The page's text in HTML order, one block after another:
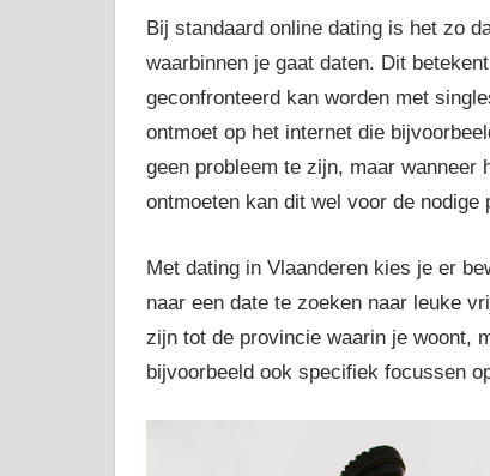
Bij standaard online dating is het zo
waarbinnen je gaat daten. Dit
geconfronteerd kan worden met
ontmoet op het internet die
geen probleem te zijn, maar wanneer
ontmoeten kan dit wel voor de
Met dating in Vlaanderen kies je er
naar een date te zoeken naar leuke
zijn tot de provincie waarin je woont,
bijvoorbeeld ook specifiek focussen